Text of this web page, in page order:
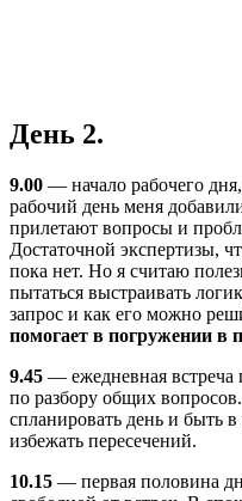
День 2.
9.00 — начало рабочего
рабочий день меня
прилетают вопросы и
Достаточной экспертизы,
пока нет. Но я считаю
пытаться выстраивать
запрос и как его можно
помогает в погружении в
9.45 — ежедневная встреча
по разбору общих
спланировать день и быть
избежать пересечений.
10.15 — первая половина